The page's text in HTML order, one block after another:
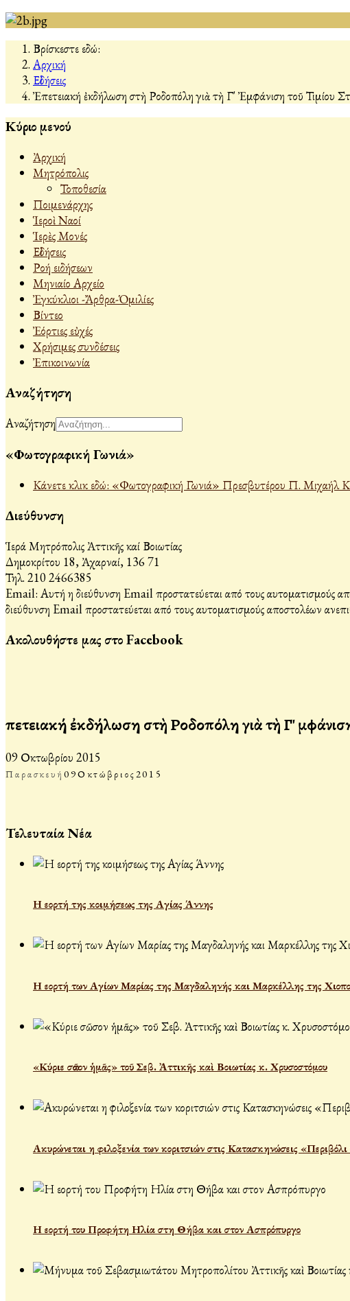
Βρίσκεστε εδώ:
Αρχική
Εἰδήσεις
Ἐπετειακή ἐκδήλωση στὴ Ροδοπόλη γιὰ τὴ Γ' Ἐμφάνιση τοῦ
Κύριο μενού
Ἀρχική
Μητρόπολις
Τοποθεσία
Ποιμενάρχης
Ἱεροὶ Ναοί
Ἱερὲς Μονές
Εἰδήσεις
Ροή ειδήσεων
Μηνιαίο Αρχείο
Ἐγκύκλιοι -Ἄρθρα-Ὁμιλίες
Βίντεο
Ἐόρτιες εὐχές
Χρήσιμες συνδέσεις
Ἐπικοινωνία
Αναζήτηση
Αναζήτηση
«Φωτογραφική Γωνιά»
Κάνετε κλικ εδώ: «Φωτογραφική Γωνιά» Πρεσβυτέρου Π. Μιχαήλ
Διεύθυνση
Ἱερά Μητρόπολις Ἀττικῆς καί Βοιωτίας
Δημοκρίτου 18, Ἀχαρναί, 136 71
Τηλ. 210 2466385
Email: Αυτή η διεύθυνση Email προστατεύεται από τους αυτοματισμούς
διεύθυνση Email προστατεύεται από τους αυτοματισμούς αποστολέων
Ακολουθήστε μας στο Facebook
Ἐπετειακή ἐκδήλωση στὴ Ροδοπόλη γιὰ τὴ Γ'
09 Οκτωβρίου 2015
Παρασκευή 09Οκτώβριος2015
Τελευταία Νέα
Η εορτή της κοιμήσεως της Αγίας Άννης
Η εορτή των Αγίων Μαρίας της Μαγδαληνής και Μαρκέλλης της
«Κύριε σῶσον ἡμᾶς» τοῦ Σεβ. Ἀττικῆς καὶ Βοιωτίας κ. Χρυσοστόμου
Ακυρώνεται η φιλοξενία των κοριτσιών στις Κατασκηνώσεις
Η εορτή του Προφήτη Ηλία στη Θήβα και στον Ασπρόπυργο